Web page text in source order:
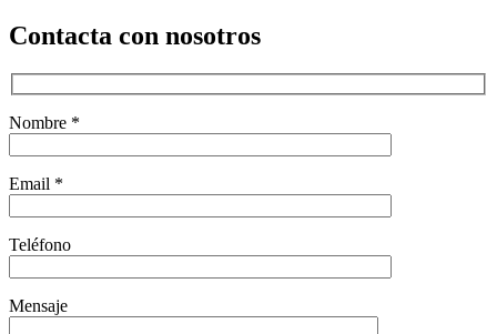
Contacta con nosotros
Nombre *
Email *
Teléfono
Mensaje